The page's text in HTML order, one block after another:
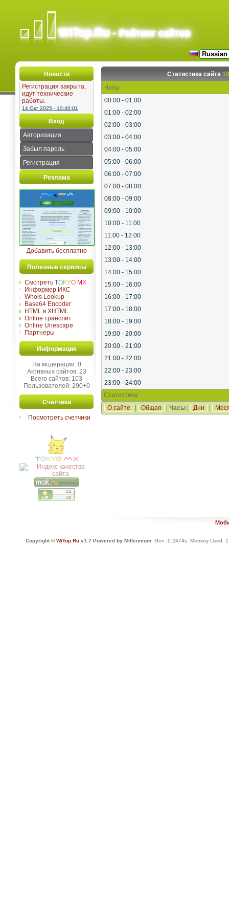
WiTop.Ru -Рейтинг сайтов
Новости
Регистрация закрыта,
идут технические
работы.
14 Окт 2025 - 10:40:01
Вход
Авторизация
Забыл пароль
Регистрация
Реклама
Добавить бесплатно
Полезные сервисы
Смотреть TOKYO MX
Информер ИКС
Whois Lookup
Base64 Encoder
HTML в XHTML
Online транслит
Online Unescape
Партнеры
Информация
На модерации: 0
Активных сайтов: 23
Всего сайтов: 103
Пользователей: 290+0
Счётчики
Посмотреть счетчики
Статистика сайта
Часы
00:00 - 01:00
01:00 - 02:00
02:00 - 03:00
03:00 - 04:00
04:00 - 05:00
05:00 - 06:00
06:00 - 07:00
07:00 - 08:00
08:00 - 09:00
09:00 - 10:00
10:00 - 11:00
11:00 - 12:00
12:00 - 13:00
13:00 - 14:00
14:00 - 15:00
15:00 - 16:00
16:00 - 17:00
17:00 - 18:00
18:00 - 19:00
19:00 - 20:00
20:00 - 21:00
21:00 - 22:00
22:00 - 23:00
23:00 - 24:00
Статистика:
О сайте
Общая Часы Дни
Copyright ©WiTop.Ru v1.7 Powered by Millennium Gen: 0.2474s. Memory Used: